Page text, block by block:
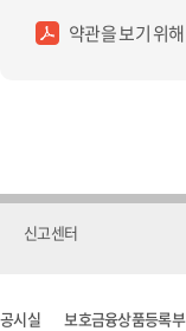
약관을 보기 위해
신고센터
공시실 보호금융상품등록부